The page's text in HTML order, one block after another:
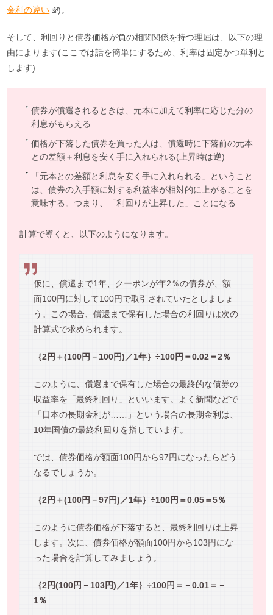
金利の違い )。
そして、利回りと債券価格が負の相関関係を持つ理屈は、以下の理
由によります(ここでは話を簡単にするため、利率は固定かつ単利と
します)
債券が償還されるときは、元本に加えて利率に応じた分の
利息がもらえる
価格が下落した債券を買った人は、償還時に下落前の元本
との差額＋利息を安く手に入れられる(上昇時は逆)
「元本との差額と利息を安く手に入れられる」ということ
は、債券の入手額に対する利益率が相対的に上がることを
意味する。つまり、「利回りが上昇した」ことになる
計算で導くと、以下のようになります。
仮に、償還まで1年、クーポンが年2％の債券が、額
面100円に対して100円で取引されていたとしましょ
う。この場合、償還まで保有した場合の利回りは次の
計算式で求められます。
｛2円＋(100円－100円)／1年｝÷100円＝0.02＝2％
このように、償還まで保有した場合の最終的な債券の
収益率を「最終利回り」といいます。よく新聞などで
「日本の長期金利が……」という場合の長期金利は、
10年国債の最終利回りを指しています。
では、債券価格が額面100円から97円になったらどう
なるでしょうか。
｛2円＋(100円－97円)／1年｝÷100円＝0.05＝5％
このように債券価格が下落すると、最終利回りは上昇
します。次に、債券価格が額面100円から103円にな
った場合を計算してみましょう。
｛2円(100円－103円)／1年｝÷100円＝－0.01＝－
1％